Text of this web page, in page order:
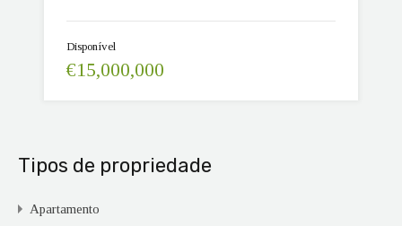
Disponível
€15,000,000
Tipos de propriedade
Apartamento